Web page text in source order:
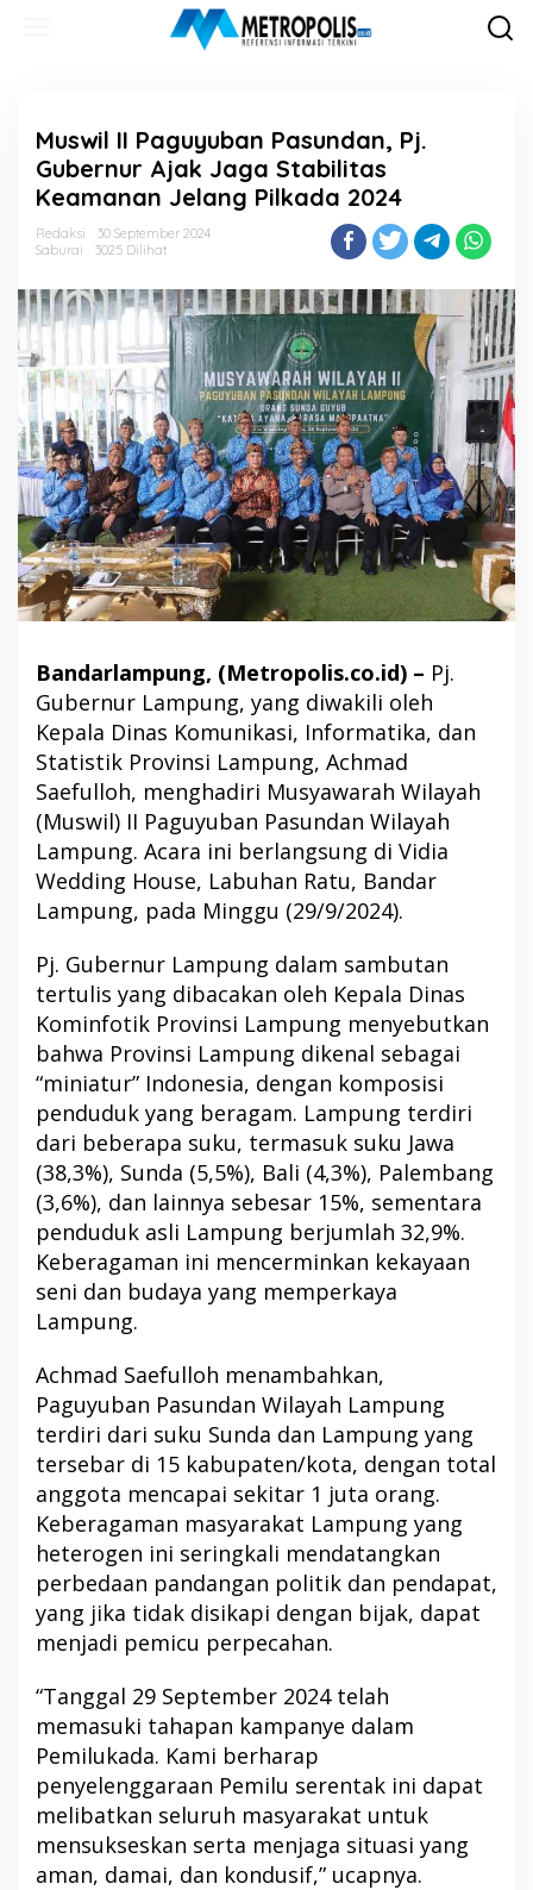
Muswil II Paguyuban Pasundan, Pj.
Gubernur Ajak Jaga Stabilitas
Keamanan Jelang Pilkada 2024
Redaksi
30 September 2024
Saburai
3025 Dilihat
Bandarlampung, (Metropolis.co.id) – Pj.
Gubernur Lampung, yang diwakili oleh
Kepala Dinas Komunikasi, Informatika, dan
Statistik Provinsi Lampung, Achmad
Saefulloh, menghadiri Musyawarah Wilayah
(Muswil) II Paguyuban Pasundan Wilayah
Lampung. Acara ini berlangsung di Vidia
Wedding House, Labuhan Ratu, Bandar
Lampung, pada Minggu (29/9/2024).
Pj. Gubernur Lampung dalam sambutan
tertulis yang dibacakan oleh Kepala Dinas
Kominfotik Provinsi Lampung menyebutkan
bahwa Provinsi Lampung dikenal sebagai
“miniatur” Indonesia, dengan komposisi
penduduk yang beragam. Lampung terdiri
dari beberapa suku, termasuk suku Jawa
(38,3%), Sunda (5,5%), Bali (4,3%), Palembang
(3,6%), dan lainnya sebesar 15%, sementara
penduduk asli Lampung berjumlah 32,9%.
Keberagaman ini mencerminkan kekayaan
seni dan budaya yang memperkaya
Lampung.
Achmad Saefulloh menambahkan,
Paguyuban Pasundan Wilayah Lampung
terdiri dari suku Sunda dan Lampung yang
tersebar di 15 kabupaten/kota, dengan total
anggota mencapai sekitar 1 juta orang.
Keberagaman masyarakat Lampung yang
heterogen ini seringkali mendatangkan
perbedaan pandangan politik dan pendapat,
yang jika tidak disikapi dengan bijak, dapat
menjadi pemicu perpecahan.
“Tanggal 29 September 2024 telah
memasuki tahapan kampanye dalam
Pemilukada. Kami berharap
penyelenggaraan Pemilu serentak ini dapat
melibatkan seluruh masyarakat untuk
mensukseskan serta menjaga situasi yang
aman, damai, dan kondusif,” ucapnya.